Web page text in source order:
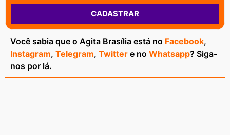
CADASTRAR
Você sabia que o Agita Brasília está no Facebook,
Instagram, Telegram, Twitter e no Whatsapp? Siga-
nos por lá.